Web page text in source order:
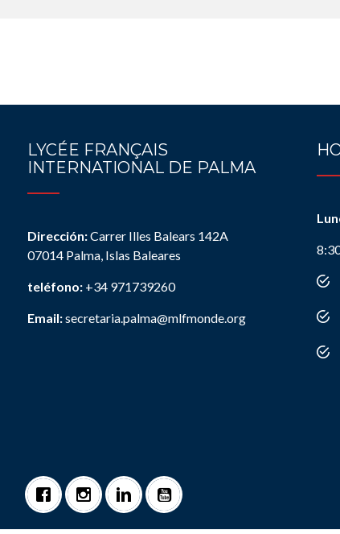
LYCÉE FRANÇAIS
INTERNATIONAL DE PALMA
Dirección:Carrer Illes Balears 142A
07014 Palma, Islas Baleares
teléfono: +34 971739260
Email:secretaria.palma@mlfmonde.org